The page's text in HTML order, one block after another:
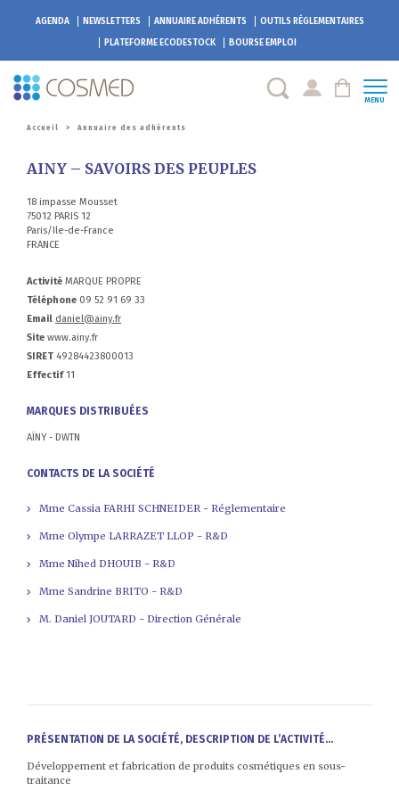
AGENDA NEWSLETTERS ANNUAIRE ADHÉRENTS
OUTILS RÉGLEMENTAIRES
PLATEFORMEECODESTOCK BOURSE EMPLOI
MENU
Accueil > Annuaire des adhérents
AINY – SAVOIRS DES PEUPLES
18 impasse Mousset
75012 PARIS 12
Paris/Ile-de-France
FRANCE
Activité MARQUE PROPRE
Téléphone 09 52 91 69 33
Email daniel@ainy.fr
Site www.ainy.fr
SIRET 49284423800013
Effectif11
MARQUES DISTRIBUÉES
AÏNY - DWTN
CONTACTS DE LA SOCIÉTÉ
Mme Cassia FARHI SCHNEIDER - Réglementaire
Mme Olympe LARRAZET LLOP - R&D
Mme Nihed DHOUIB - R&D
Mme Sandrine BRITO - R&D
M. Daniel JOUTARD - Direction Générale
PRÉSENTATION DE LA SOCIÉTÉ, DESCRIPTION DE L’ACTIVITÉ...
Développement et fabrication de produits cosmétiques en sous-
traitance